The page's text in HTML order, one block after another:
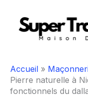
contenu
Accueil
Pierre naturelle à
fonctionnels du